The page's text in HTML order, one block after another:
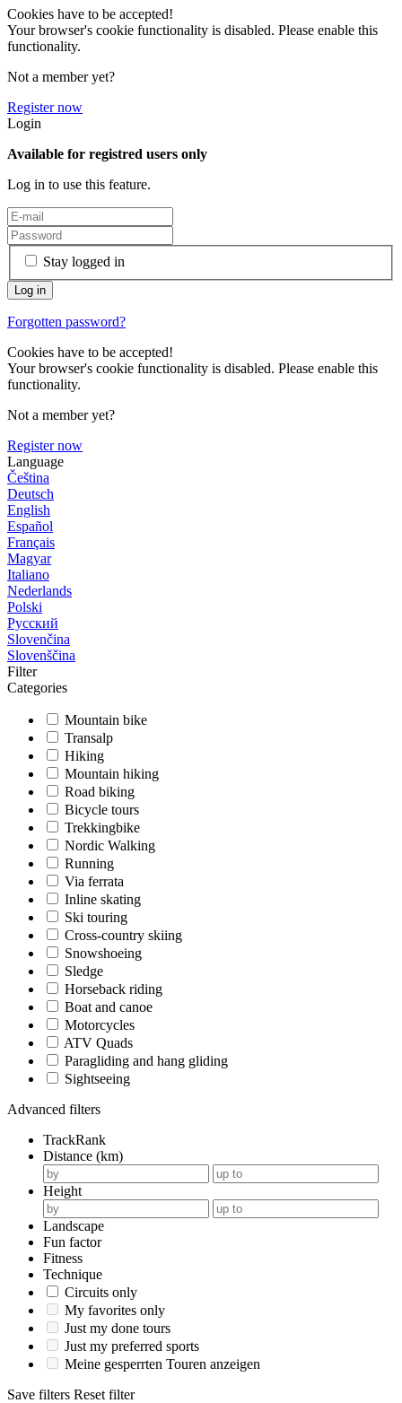
Cookies have to be accepted!
Your browser's cookie functionality is disabled. Please enable this
functionality.
Not a member yet?
Register now
Login
Available for registred users only
Log in to use this feature.
Stay logged in
Forgotten password?
Cookies have to be accepted!
Your browser's cookie functionality is disabled. Please enable this
functionality.
Not a member yet?
Register now
Language
Čeština
Deutsch
English
Español
Français
Magyar
Italiano
Nederlands
Polski
Русский
Slovenčina
Slovenščina
Filter
Categories
Mountain bike
Transalp
Hiking
Mountain hiking
Road biking
Bicycle tours
Trekkingbike
Nordic Walking
Running
Via ferrata
Inline skating
Ski touring
Cross-country skiing
Snowshoeing
Sledge
Horseback riding
Boat and canoe
Motorcycles
ATV Quads
Paragliding and hang gliding
Sightseeing
Advanced filters
TrackRank
Distance (km)
Height
Landscape
Fun factor
Fitness
Technique
Circuits only
My favorites only
Just my done tours
Just my preferred sports
Meine gesperrten Touren anzeigen
Save filters Reset filter